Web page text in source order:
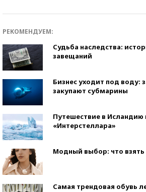
РЕКОМЕНДУЕМ:
Судьба наследства:
завещаний
Бизнес уходит под воду:
закупают субмарины
Путешествие в Исландию
«Интерстеллара»
Модный выбор: что взять
Самая трендовая обувь